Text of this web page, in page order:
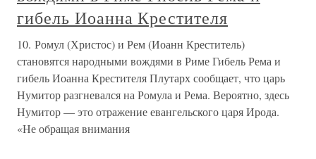
гибель Иоанна Крестителя
10. Ромул (Христос) и Рем (Иоанн Креститель)
становятся народными вождями в Риме Гибель Рема и
гибель Иоанна Крестителя Плутарх сообщает, что царь
Нумитор разгневался на Ромула и Рема. Вероятно, здесь
Нумитор — это отражение евангельского царя Ирода.
«Не обращая внимания